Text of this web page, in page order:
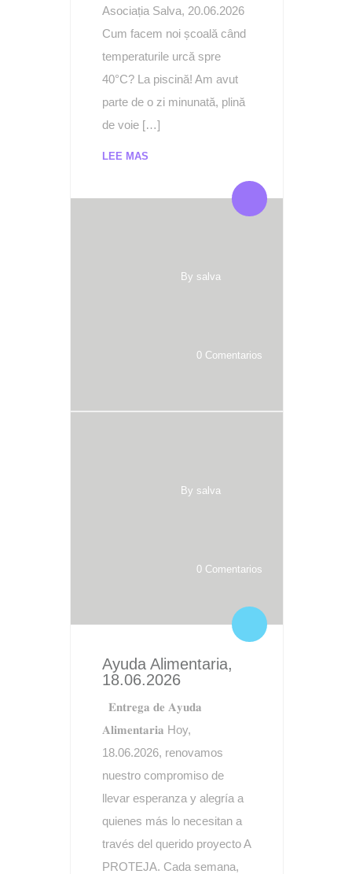
Asociația Salva, 20.06.2026
Cum facem noi școală când
temperaturile urcă spre
40°C? La piscină! Am avut
parte de o zi minunată, plină
de voie […]
LEE MAS
By salva
0 Comentarios
By salva
0 Comentarios
Ayuda Alimentaria,
18.06.2026
𝐄𝐧𝐭𝐫𝐞𝐠𝐚 𝐝𝐞 𝐀𝐲𝐮𝐝𝐚
𝐀𝐥𝐢𝐦𝐞𝐧𝐭𝐚𝐫𝐢𝐚 Hoy,
18.06.2026, renovamos
nuestro compromiso de
llevar esperanza y alegría a
quienes más lo necesitan a
través del querido proyecto A
PROTEJA. Cada semana,